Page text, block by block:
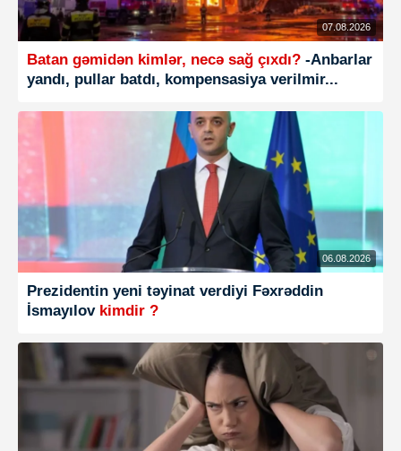
07.08.2026
Batan gəmidən kimlər, necə sağ çıxdı? -Anbarlar
yandı, pullar batdı, kompensasiya verilmir...
06.08.2026
Prezidentin yeni təyinat verdiyi Fəxrəddin
İsmayılovkimdir ?